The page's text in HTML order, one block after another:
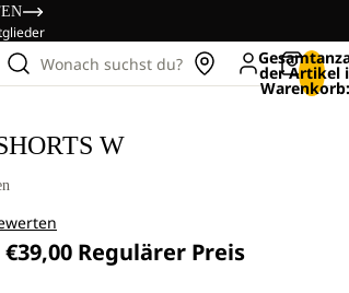
Wonach suchst du? der Artikel
W
€39,00 Regulärer Preis